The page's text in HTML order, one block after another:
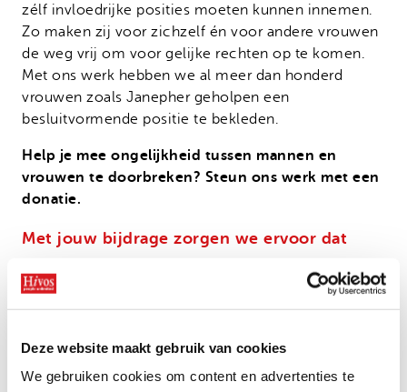
Deze website maakt gebruik van cookies
We gebruiken cookies om content en advertenties te
zélf invloedrijke posities moeten kunnen innemen.
Zo maken zij voor zichzelf én voor andere vrouwen
de weg vrij om voor gelijke rechten op te komen.
Met ons werk hebben we al meer dan honderd
vrouwen zoals Janepher geholpen een
besluitvormende positie te bekleden.
Help je mee ongelijkheid tussen mannen en
vrouwen te doorbreken? Steun ons werk met een
donatie.
Met jouw bijdrage zorgen we ervoor dat
we meer vrouwen zoals Janepher kunnen
helpen een hogere positie te bekleden, waarin
vrouwenrechten;
inzetten voor een gelijkwaardige samenleving;